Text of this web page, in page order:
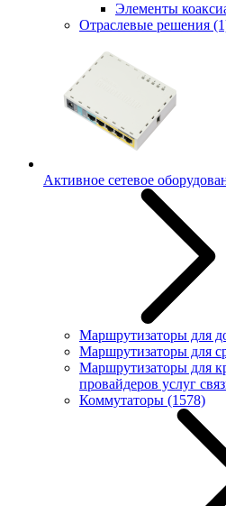
Элементы
Отраслевые решения
Активное сетевое
Маршрутизаторы для
Маршрутизаторы для
Маршрутизаторы для
провайдеров услуг
Коммутаторы (1578)